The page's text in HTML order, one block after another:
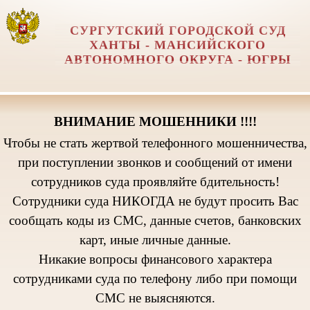
СУРГУТСКИЙ ГОРОДСКОЙ СУД
ХАНТЫ - МАНСИЙСКОГО
АВТОНОМНОГО ОКРУГА - ЮГРЫ
ВНИМАНИЕ МОШЕННИКИ !!!!
Чтобы не стать жертвой телефонного мошенничества,
при поступлении звонков и сообщений от имени
сотрудников суда проявляйте бдительность!
Сотрудники суда НИКОГДА не будут просить Вас
сообщать коды из СМС, данные счетов, банковских
карт, иные личные данные.
Никакие вопросы финансового характера
сотрудниками суда по телефону либо при помощи
СМС не выясняются.